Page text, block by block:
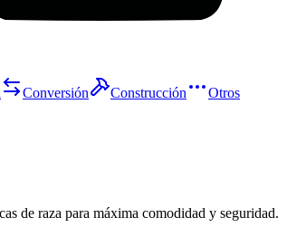
Conversión Construcción Otros
de raza para máxima comodidad y seguridad.